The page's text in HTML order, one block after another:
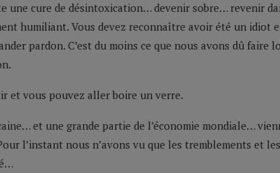
une cure de désintoxication… devenir sobre… revenir
humiliant. Vous devez reconnaître avoir été un idiot
pardon. C’est du moins ce que nous avons dû faire
et vous pouvez aller boire un verre.
et une grande partie de l’économie mondiale…
l’instant nous n’avons vu que les tremblements et